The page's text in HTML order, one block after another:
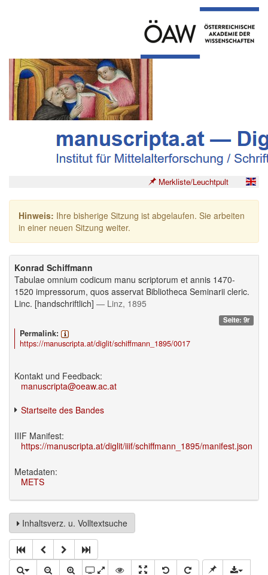
Merkliste/Leuchtpult
Hinweis: Ihre bisherige Sitzung ist abgelaufen. Sie arbeiten
in einer neuen Sitzung weiter.
Konrad Schiffmann
Tabulae omnium codicum manu scriptorum et annis 1470-
1520 impressorum, quos asservat Bibliotheca Seminarii cleric.
Linc. [handschriftlich] — Linz, 1895
Seite: 9r
Permalink:
https://manuscripta.at/diglit/schiffmann_1895/0017
Kontakt und Feedback:
manuscripta@oeaw.ac.at
Startseite des Bandes
IIIF Manifest:
https://manuscripta.at/diglit/iiif/schiffmann_1895/manifest.json
Metadaten:
METS
Inhaltsverz. u. Volltextsuche